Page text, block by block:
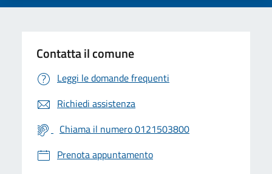
Contatta il comune
Leggi le domande frequenti
Richiedi assistenza
Chiama il numero 0121503800
Prenota appuntamento